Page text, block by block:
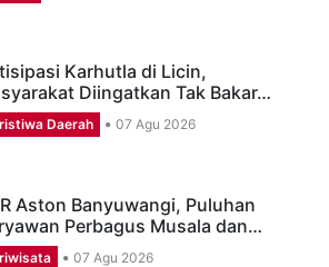
Karhutla di Licin,
Diingatkan Tak Bakar…
Daerah 07 Agu 2026
Aston Banyuwangi, Puluhan
Perbagus Musala dan…
07 Agu 2026